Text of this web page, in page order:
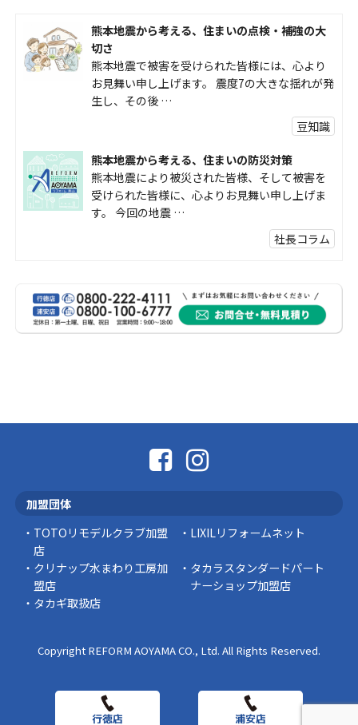
熊本地震から考える、住まいの点検・補強の大
切さ
熊本地震で被害を受けられた皆様には、心より
お見舞い申し上げます。 震度7の大きな揺れが発
生し、その後 …
豆知識
熊本地震から考える、住まいの防災対策
熊本地震により被災された皆様、そして被害を
受けられた皆様に、心よりお見舞い申し上げま
す。 今回の地震 …
社長コラム
外壁の色あせやひび割れが気になり始めると、
「そろそろ塗り替えが必要かな？」 「訪問営業
に勧められた …
中にインターホンが鳴っていた… 宅配便を受 …
加盟団体
TOTOリモデルクラブ加盟
店
LIXILリフォームネット
クリナップ水まわり工房加
盟店
タカラスタンダードパート
ナーショップ加盟店
タカギ取扱店
Copyright REFORM AOYAMA CO., Ltd. All Rights Reserved.